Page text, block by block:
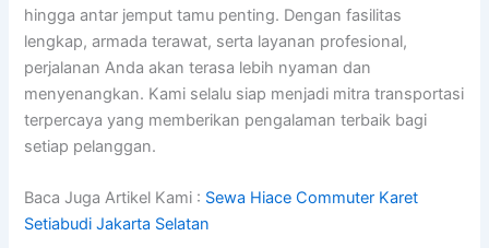
hingga antar jemput tamu penting. Dengan fasilitas
lengkap, armada terawat, serta layanan profesional,
perjalanan Anda akan terasa lebih nyaman dan
menyenangkan. Kami selalu siap menjadi mitra transportasi
terpercaya yang memberikan pengalaman terbaik bagi
setiap pelanggan.
Baca Juga Artikel Kami : Sewa Hiace Commuter Karet
Setiabudi Jakarta Selatan